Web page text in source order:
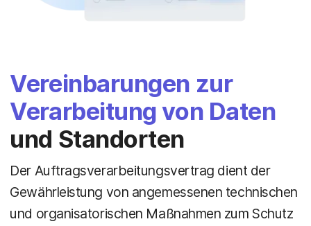
Vereinbarungen zur
Verarbeitung von Daten
und Standorten
Der Auftragsverarbeitungsvertrag dient der
Gewährleistung von angemessenen technischen
und organisatorischen Maßnahmen zum Schutz